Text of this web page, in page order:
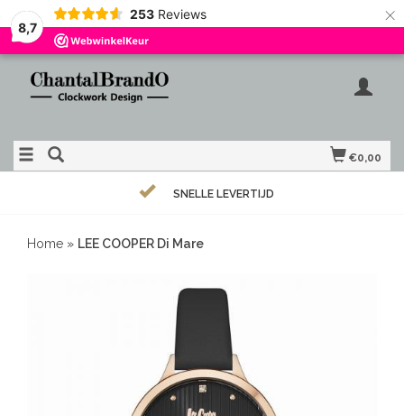
8,7
253 Reviews ×
€0,00
SNELLE LEVERTIJD
Home » LEE COOPER Di Mare